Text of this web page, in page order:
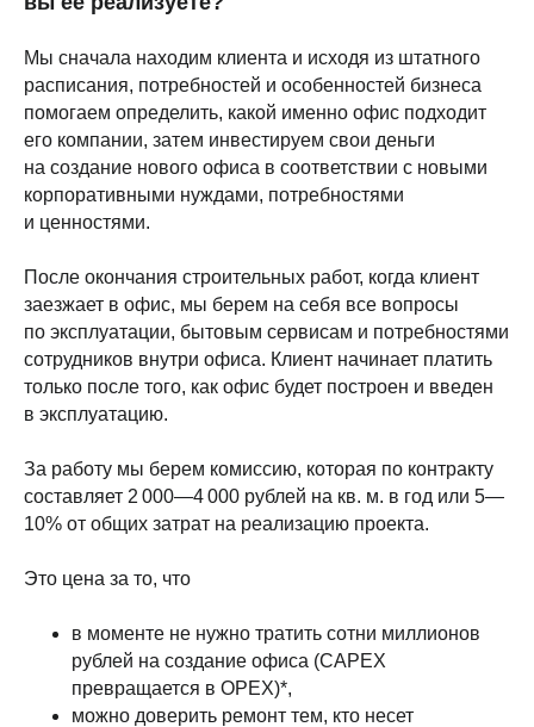
Мы сначала находим клиента и исходя из штатного
расписания, потребностей и особенностей бизнеса
помогаем определить, какой именно офис подходит
его компании, затем инвестируем свои деньги
на создание нового офиса в соответствии с новыми
корпоративными нуждами, потребностями
и ценностями.
После окончания строительных работ, когда клиент
заезжает в офис, мы берем на себя все вопросы
по эксплуатации, бытовым сервисам и потребностями
сотрудников внутри офиса. Клиент начинает платить
только после того, как офис будет построен и введен
в эксплуатацию.
За работу мы берем комиссию, которая по контракту
составляет 2 000—4 000 рублей на кв. м. в год или 5—
10% от общих затрат на реализацию проекта.
Это цена за то, что
в моменте не нужно тратить сотни миллионов
рублей на создание офиса (CAPEX
превращается в OPEX)*,
можно доверить ремонт тем, кто несет